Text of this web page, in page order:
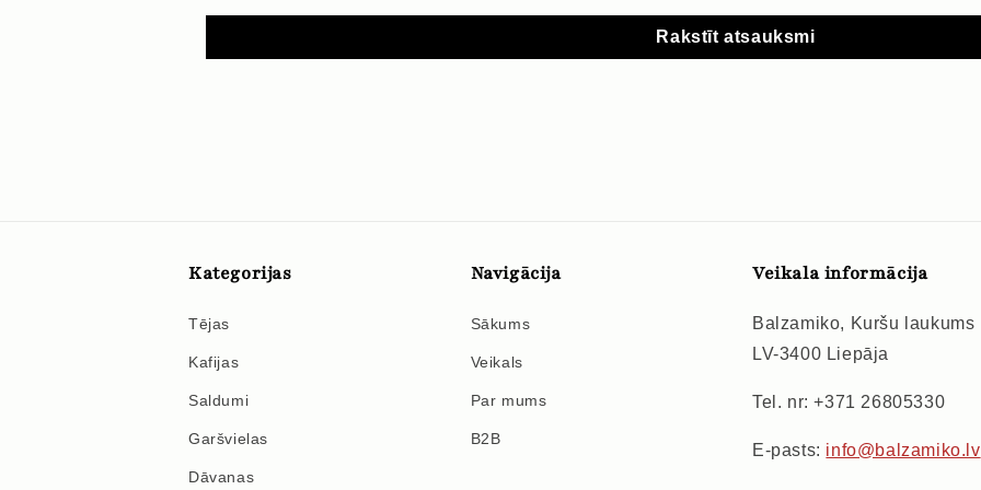
Rakstīt atsauksmi
Kategorijas
Tējas
Kafijas
Saldumi
Garšvielas
Dāvanas
Navigācija
Sākums
Veikals
Par mums
B2B
Veikala informācija
Balzamiko, Kuršu laukums
LV-3400 Liepāja
Tel. nr: +371 26805330
E-pasts: info@balzamiko.lv